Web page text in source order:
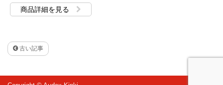
商品詳細を見る
古い記事